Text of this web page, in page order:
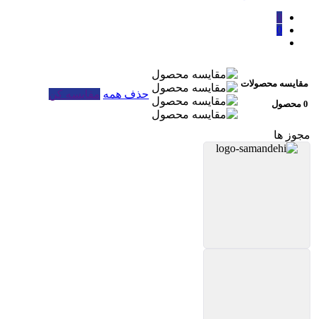
0
0
مقایسه محصولات
0 محصول
حذف همه مقایسه کن
مجوز ها